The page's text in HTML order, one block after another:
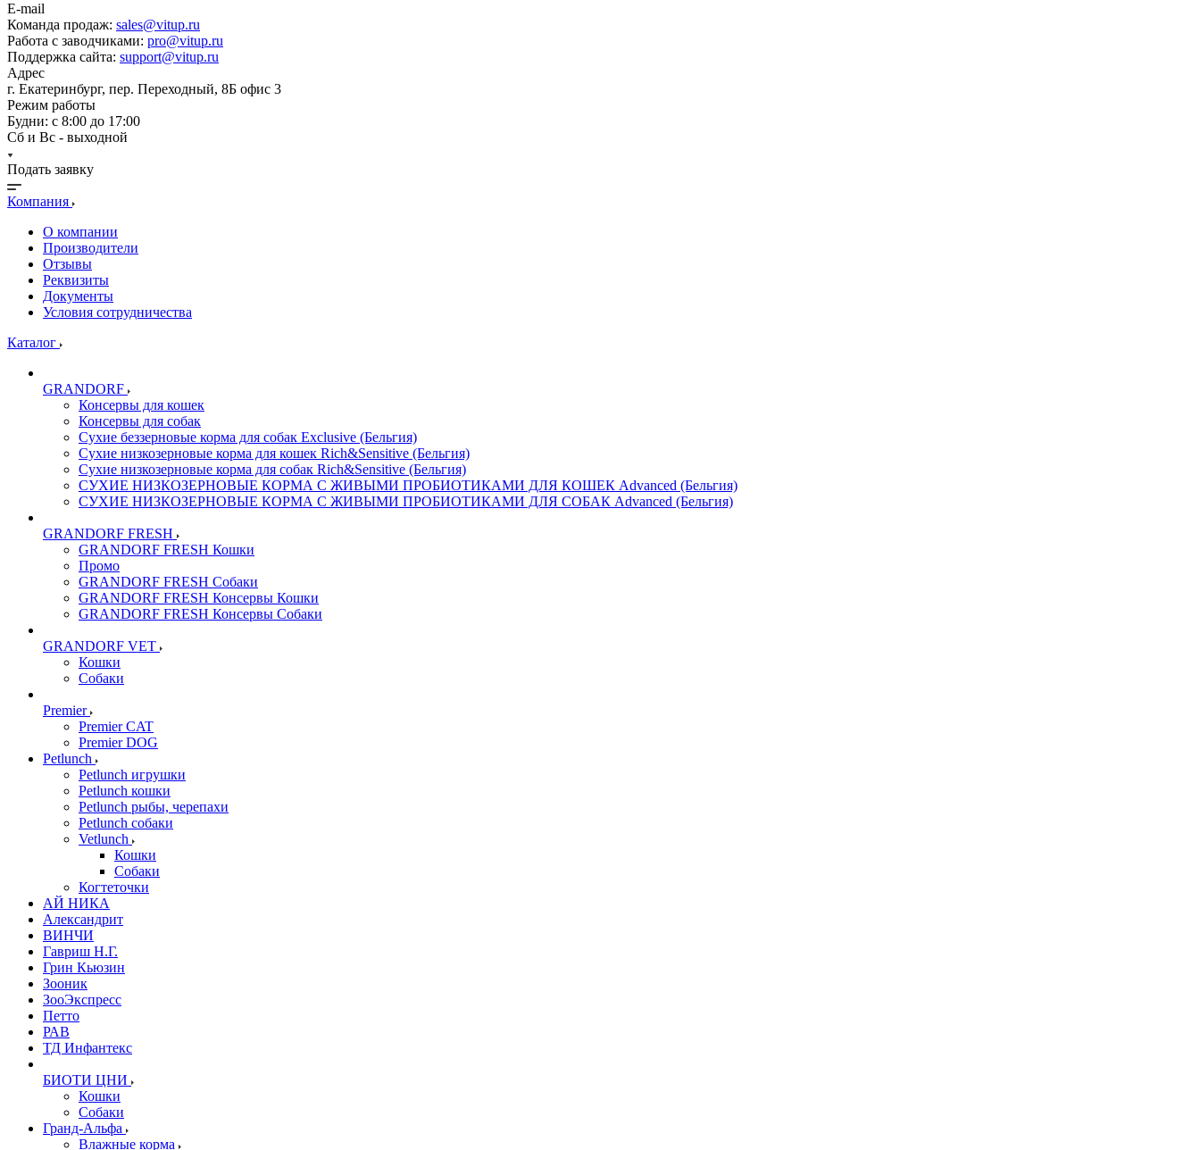
E-mail
Команда продаж: sales@vitup.ru
Работа с заводчиками: pro@vitup.ru
Поддержка сайта: support@vitup.ru
Адрес
г. Екатеринбург, пер. Переходный, 8Б офис 3
Режим работы
Будни: с 8:00 до 17:00
Сб и Вс - выходной
Подать заявку
Компания
О компании
Производители
Отзывы
Реквизиты
Документы
Условия сотрудничества
Каталог
GRANDORF
Консервы для кошек
Консервы для собак
Сухие беззерновые корма для собак Exclusive (Бельгия)
Сухие низкозерновые корма для кошек Rich&Sensitive (Бельгия)
Сухие низкозерновые корма для собак Rich&Sensitive (Бельгия)
СУХИЕ НИЗКОЗЕРНОВЫЕ КОРМА С ЖИВЫМИ ПРОБИОТИКАМИ ДЛЯ КОШЕК Advanced (Бельгия)
СУХИЕ НИЗКОЗЕРНОВЫЕ КОРМА С ЖИВЫМИ ПРОБИОТИКАМИ ДЛЯ СОБАК Advanced (Бельгия)
GRANDORF FRESH
GRANDORF FRESH Кошки
Промо
GRANDORF FRESH Собаки
GRANDORF FRESH Консервы Кошки
GRANDORF FRESH Консервы Собаки
GRANDORF VET
Кошки
Собаки
Premier
Premier CAT
Premier DOG
Petlunch
Petlunch игрушки
Petlunch кошки
Petlunch рыбы, черепахи
Petlunch собаки
Vetlunch
Кошки
Собаки
Когтеточки
АЙ НИКА
Александрит
ВИНЧИ
Гавриш Н.Г.
Грин Кьюзин
Зооник
ЗооЭкспресс
Петто
РАВ
ТД Инфантекс
БИОТИ ЦНИ
Кошки
Собаки
Гранд-Альфа
Влажные корма